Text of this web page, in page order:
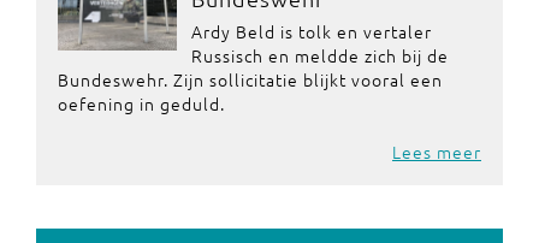
Ardy Beld is tolk en vertaler
Russisch en meldde zich bij de
Bundeswehr. Zijn sollicitatie blijkt vooral een
oefening in geduld.
Lees meer